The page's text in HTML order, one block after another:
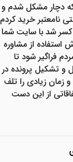
که دچار مشکل شدم و
نامعتبر خرید کردم
شد با سایت شما
استفاده از مشاوره
فراگیر شود تا
و تشکیل پرونده در
زمان زیادی را تلف
از این دست